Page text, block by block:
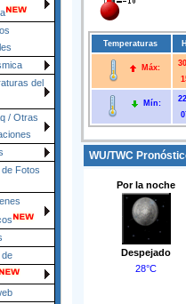
del
/ Otras
Fotos
Temperaturas
Máx:
Mín:
WU/TWC
Por la noche
Despejado
28°C